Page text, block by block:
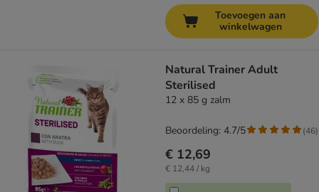
Toevoegen aan
winkelwagen
Natural Trainer Adult
Sterilised
12 x 85 g zalm
€ 12,69
€ 12,44 / kg
Beoordeling: 4.7/5 (46)